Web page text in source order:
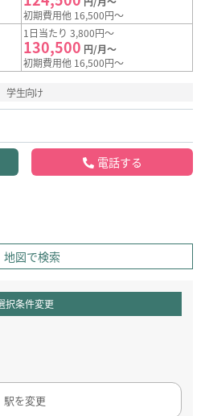
初期費用他 16,500円～
1日当たり 3,800円～
130,500 円/月～
初期費用他 16,500円～
学生向け
電話する
地図で検索
択条件変更
駅を変更